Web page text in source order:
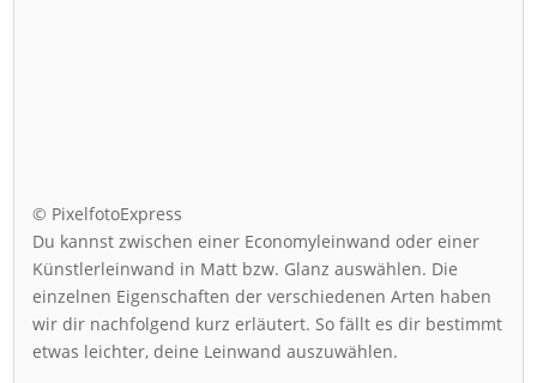
© PixelfotoExpress
Du kannst zwischen einer Economyleinwand oder einer
Künstlerleinwand in Matt bzw. Glanz auswählen. Die
einzelnen Eigenschaften der verschiedenen Arten haben
wir dir nachfolgend kurz erläutert. So fällt es dir bestimmt
etwas leichter, deine Leinwand auszuwählen.